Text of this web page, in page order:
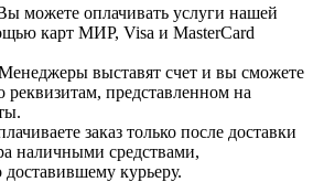
можете оплачивать услуги нашей
карт МИР, Visa и MasterCard
выставят счет и вы сможете
реквизитам, представленном на
заказ только после доставки
наличными средствами,
доставившему курьеру.